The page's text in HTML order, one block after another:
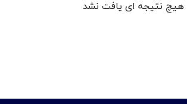
هیچ نتیجه ای یافت نشد